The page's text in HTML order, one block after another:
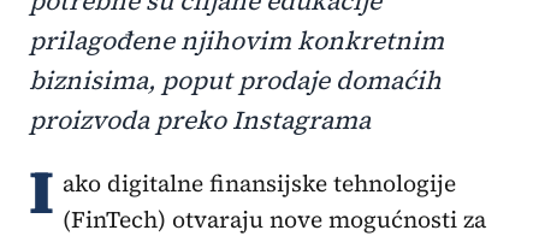
prilagođene njihovim konkretnim
biznisima, poput prodaje domaćih
proizvoda preko Instagrama
I ako digitalne finansijske tehnologije
(FinTech) otvaraju nove mogućnosti za